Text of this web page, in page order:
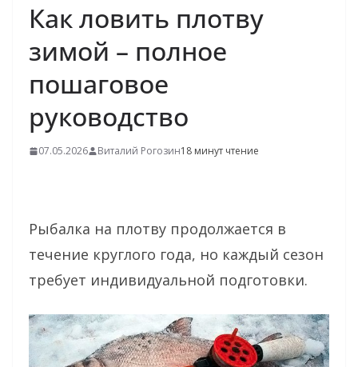
Как ловить плотву
зимой – полное
пошаговое
руководство
07.05.2026 Виталий Рогозин18 минут чтение
Рыбалка на плотву продолжается в
течение круглого года, но каждый сезон
требует индивидуальной подготовки.